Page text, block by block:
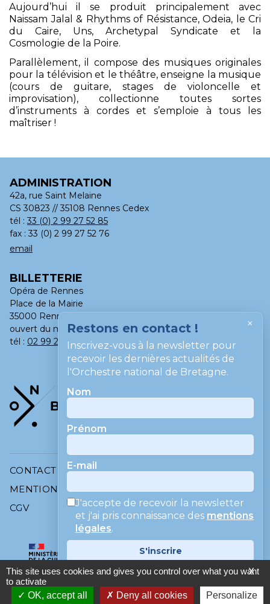
Aujourd’hui il se produit principalement avec
Naissam Jalal & Rhythms of Résistance, Odeia, le Cri
du Caire, Uns, Archetypal Syndicate et la
Cosmologie de la Poire.
Parallèlement, il compose des musiques originales
pour la télévision et le théâtre, enseigne la musique
(cours de guitare, stages de violoncelle et
improvisation), collectionne toutes sortes
d’instruments à cordes et s’emploie à tous les
maîtriser !
ADMINISTRATION
42a, rue Saint Melaine
CS 30823 // 35108 Rennes Cedex
tél :33 (0) 2 99 27 52 85
fax : 33 (0) 2 99 27 52 76
email
BILLETTERIE
Opéra de Rennes
Place de la Mairie
35000 Rennes
ouvert du mardi au samedi, de 13h à 18h
tél : 02 99 275 275
CONTACT
MENTIONS LÉGALES
CGV
×
Restons en contact !
Inscrivez-vous à la newsletter pour
recevoir les dernières actualités de
l'Orchestre national de Bretagne.
Nom
Prénom
E-mail
J'accepte de recevoir la newsletter
et j'ai pris connaissance des mentions
légales.
S'inscrire
Vos informations ne sont jamais
revendues ni utilisées par des tiers.
X
This site uses cookies and gives you control over what you want
to activate
OK, accept all
Deny all cookies Personalize